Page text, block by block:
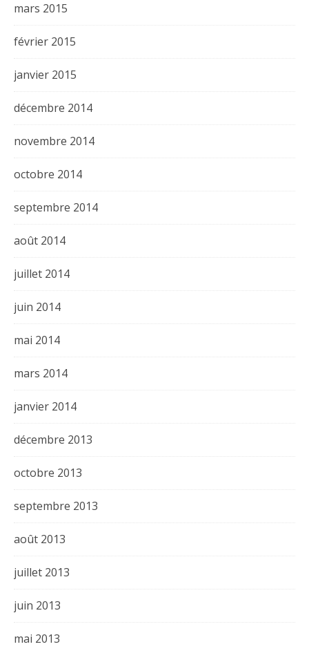
mars 2015
février 2015
janvier 2015
décembre 2014
novembre 2014
octobre 2014
septembre 2014
août 2014
juillet 2014
juin 2014
mai 2014
mars 2014
janvier 2014
décembre 2013
octobre 2013
septembre 2013
août 2013
juillet 2013
juin 2013
mai 2013